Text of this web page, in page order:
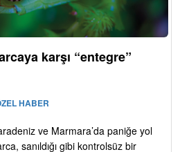
karşı “entegre”
HABER
ve Marmara’da paniğe yol
sanıldığı gibi kontrolsüz bir